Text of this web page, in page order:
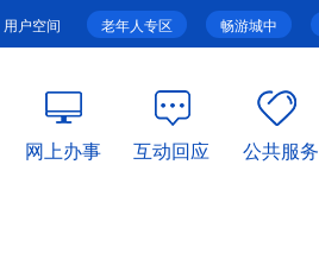
畅游城中
老年人专区
用户空间
网上办事 互动回应 公共服务